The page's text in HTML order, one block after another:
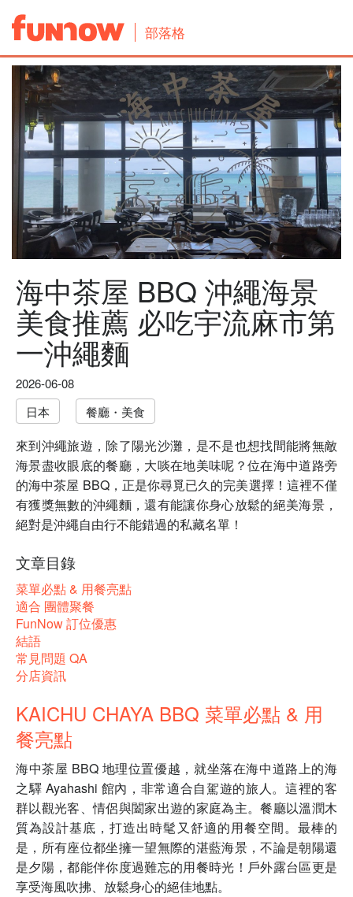
部落格
海中茶屋 BBQ 沖繩海景
美食推薦 必吃宇流麻市第
一沖繩麵
2026-06-08
日本
餐廳・美食
來到沖繩旅遊，除了陽光沙灘，是不是也想找間能將無敵
海景盡收眼底的餐廳，大啖在地美味呢？位在海中道路旁
的海中茶屋 BBQ，正是你尋覓已久的完美選擇！這裡不僅
有獲獎無數的沖繩麵，還有能讓你身心放鬆的絕美海景，
絕對是沖繩自由行不能錯過的私藏名單！
文章目錄
菜單必點 & 用餐亮點
適合 團體聚餐
FunNow 訂位優惠
結語
常見問題 QA
分店資訊
KAICHU CHAYA BBQ 菜單必點 & 用
餐亮點
海中茶屋 BBQ 地理位置優越，就坐落在海中道路上的海
之驛 Ayahashi 館內，非常適合自駕遊的旅人。這裡的客
群以觀光客、情侶與闔家出遊的家庭為主。餐廳以溫潤木
質為設計基底，打造出時髦又舒適的用餐空間。最棒的
是，所有座位都坐擁一望無際的湛藍海景，不論是朝陽還
是夕陽，都能伴你度過難忘的用餐時光！戶外露台區更是
享受海風吹拂、放鬆身心的絕佳地點。